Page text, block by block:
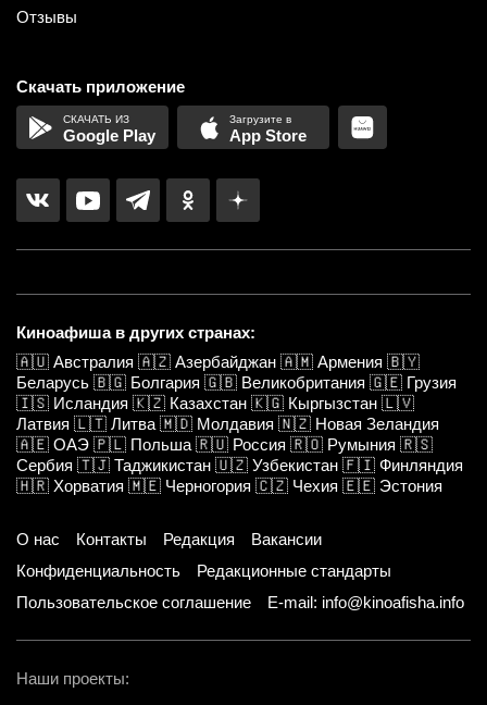
Отзывы
Скачать приложение
Google Play App Store
Киноафиша в других странах:
🇦🇺 Австралия 🇦🇿 Азербайджан 🇦🇲 Армения 🇧🇾
Беларусь 🇧🇬 Болгария 🇬🇧 Великобритания 🇬🇪 Грузия
🇮🇸 Исландия 🇰🇿 Казахстан 🇰🇬 Кыргызстан 🇱🇻
Латвия 🇱🇹 Литва 🇲🇩 Молдавия 🇳🇿 Новая Зеландия
🇦🇪 ОАЭ 🇵🇱 Польша 🇷🇺 Россия 🇷🇴 Румыния 🇷🇸
Сербия 🇹🇯 Таджикистан 🇺🇿 Узбекистан 🇫🇮 Финляндия
🇭🇷 Хорватия 🇲🇪 Черногория 🇨🇿 Чехия 🇪🇪 Эстония
О нас Контакты Редакция
Вакансии
Конфиденциальность
Редакционные стандарты
Пользовательское соглашение
E-mail: info@kinoafisha.info
Наши проекты: